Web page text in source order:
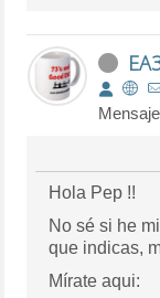
Hola Pep !!
No sé si he
que indicas,
Mírate aqui: